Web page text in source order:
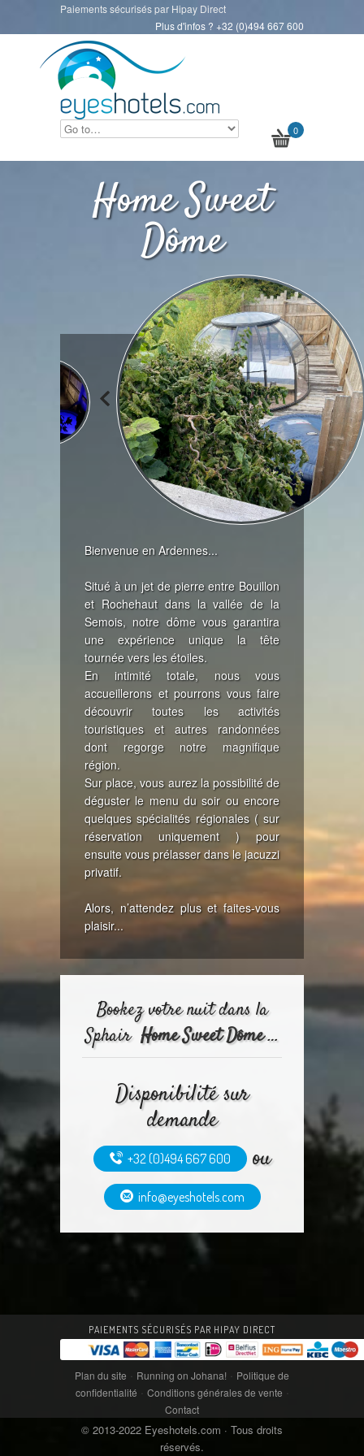
Paiements sécurisés par Hipay Direct
Plus d'infos ? +32 (0)494 667 600
0
Home Sweet
Dôme
Bienvenue en Ardennes...
Situé à un jet de pierre entre Bouillon
et Rochehaut dans la vallée de la
Semois, notre dôme vous garantira
une expérience unique la tête
tournée vers les étoiles.
En intimité totale, nous vous
accueillerons et pourrons vous faire
découvrir toutes les activités
touristiques et autres randonnées
dont regorge notre magnifique
région.
Sur place, vous aurez la possibilité de
déguster le menu du soir ou encore
quelques spécialités régionales ( sur
réservation uniquement ) pour
ensuite vous prélasser dans le jacuzzi
privatif.
Alors, n’attendez plus et faites-vous
plaisir...
Bookez votre nuit dans la
Sphair Home Sweet Dôme…
Disponibilité sur
demande
+32 (0)494 667 600 ou
info@eyeshotels.com
PAIEMENTS SÉCURISÉS PAR HIPAY DIRECT
Plan du site · Running on Johana! · Politique de
confidentialité · Conditions générales de vente ·
Contact
© 2013-2022 Eyeshotels.com · Tous droits
réservés.